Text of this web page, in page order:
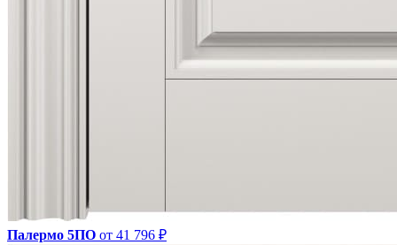
Палермо 5ПО от 41 796 ₽